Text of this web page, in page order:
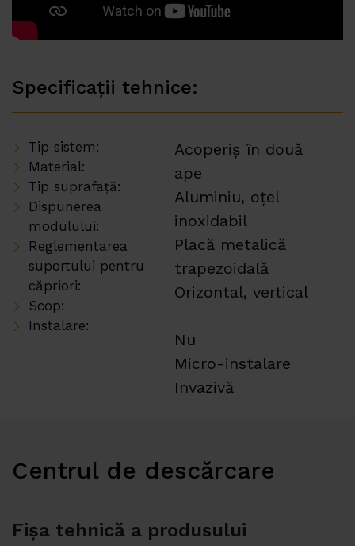
Specificații tehnice:
Tip sistem:
Material:
Tip suprafață:
Dispunerea
modulului:
Reglementarea
suportului pentru
căpriori:
Scop:
Instalare:
Acoperiș în două
ape
Aluminiu, oțel
inoxidabil
Placă metalică
trapezoidală
Orizontal, vertical
Nu
Micro-instalare
Invazivă
Centrul de descărcare
Fișa tehnică a produsului